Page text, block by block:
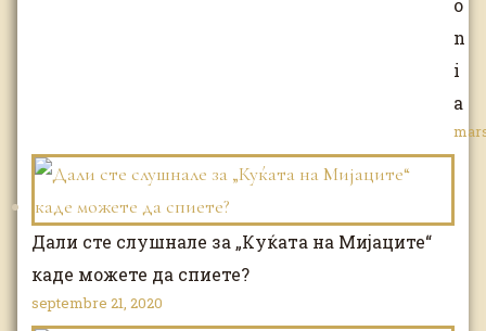
o
n
i
a
Дали сте слушнале за „Куќата на Мијаците“
каде можете да спиете?
septembre 21, 2020